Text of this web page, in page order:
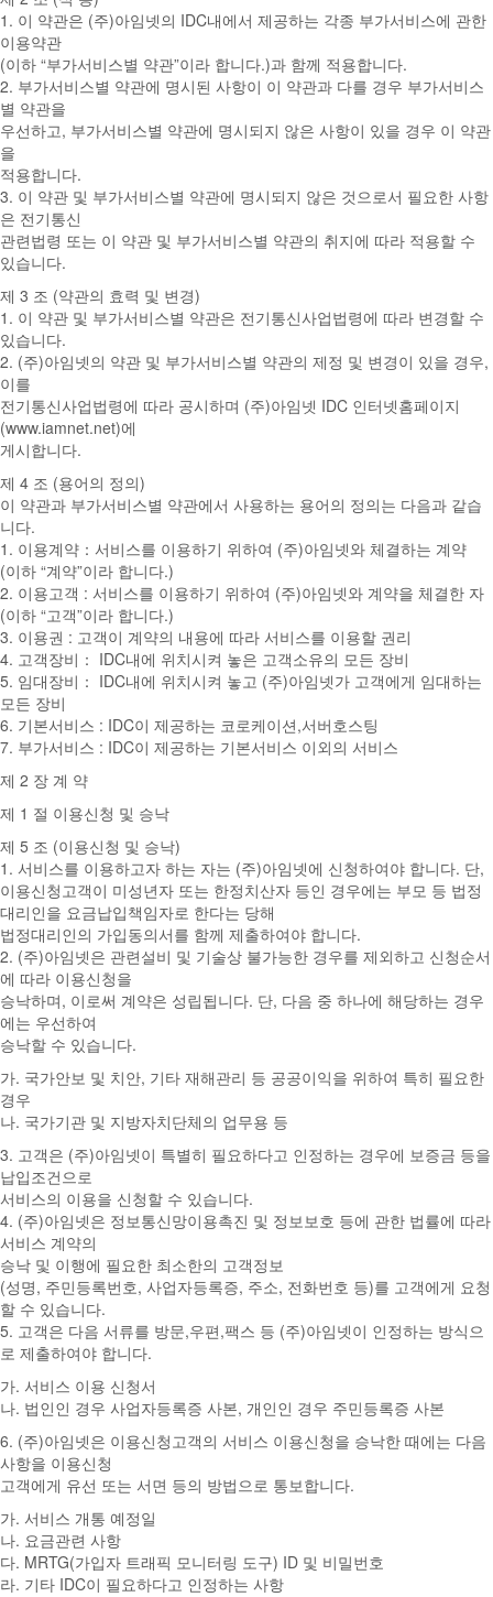
1. 이 약관은 (주)아임넷의 IDC내에서 제공하는 각종 부가서비스에 관한
이용약관
(이하 “부가서비스별 약관”이라 합니다.)과 함께 적용합니다.
2. 부가서비스별 약관에 명시된 사항이 이 약관과 다를 경우 부가서비스
별 약관을
우선하고, 부가서비스별 약관에 명시되지 않은 사항이 있을 경우 이 약관
을
적용합니다.
3. 이 약관 및 부가서비스별 약관에 명시되지 않은 것으로서 필요한 사항
은 전기통신
관련법령 또는 이 약관 및 부가서비스별 약관의 취지에 따라 적용할 수
있습니다.
제 3 조 (약관의 효력 및 변경)
1. 이 약관 및 부가서비스별 약관은 전기통신사업법령에 따라 변경할 수
있습니다.
2. (주)아임넷의 약관 및 부가서비스별 약관의 제정 및 변경이 있을 경우,
이를
전기통신사업법령에 따라 공시하며 (주)아임넷 IDC 인터넷홈페이지
(www.iamnet.net)에
게시합니다.
제 4 조 (용어의 정의)
이 약관과 부가서비스별 약관에서 사용하는 용어의 정의는 다음과 같습
니다.
1. 이용계약：서비스를 이용하기 위하여 (주)아임넷와 체결하는 계약
(이하 “계약”이라 합니다.)
2. 이용고객 : 서비스를 이용하기 위하여 (주)아임넷와 계약을 체결한 자
(이하 “고객”이라 합니다.)
3. 이용권 : 고객이 계약의 내용에 따라 서비스를 이용할 권리
4. 고객장비： IDC내에 위치시켜 놓은 고객소유의 모든 장비
5. 임대장비： IDC내에 위치시켜 놓고 (주)아임넷가 고객에게 임대하는
모든 장비
6. 기본서비스 : IDC이 제공하는 코로케이션,서버호스팅
7. 부가서비스 : IDC이 제공하는 기본서비스 이외의 서비스
제 2 장 계 약
제 1 절 이용신청 및 승낙
제 5 조 (이용신청 및 승낙)
1. 서비스를 이용하고자 하는 자는 (주)아임넷에 신청하여야 합니다. 단,
이용신청고객이 미성년자 또는 한정치산자 등인 경우에는 부모 등 법정
대리인을 요금납입책임자로 한다는 당해
법정대리인의 가입동의서를 함께 제출하여야 합니다.
2. (주)아임넷은 관련설비 및 기술상 불가능한 경우를 제외하고 신청순서
에 따라 이용신청을
승낙하며, 이로써 계약은 성립됩니다. 단, 다음 중 하나에 해당하는 경우
에는 우선하여
승낙할 수 있습니다.
가. 국가안보 및 치안, 기타 재해관리 등 공공이익을 위하여 특히 필요한
경우
나. 국가기관 및 지방자치단체의 업무용 등
3. 고객은 (주)아임넷이 특별히 필요하다고 인정하는 경우에 보증금 등을
납입조건으로
서비스의 이용을 신청할 수 있습니다.
4. (주)아임넷은 정보통신망이용촉진 및 정보보호 등에 관한 법률에 따라
서비스 계약의
승낙 및 이행에 필요한 최소한의 고객정보
(성명, 주민등록번호, 사업자등록증, 주소, 전화번호 등)를 고객에게 요청
할 수 있습니다.
5. 고객은 다음 서류를 방문,우편,팩스 등 (주)아임넷이 인정하는 방식으
로 제출하여야 합니다.
가. 서비스 이용 신청서
나. 법인인 경우 사업자등록증 사본, 개인인 경우 주민등록증 사본
6. (주)아임넷은 이용신청고객의 서비스 이용신청을 승낙한 때에는 다음
사항을 이용신청
고객에게 유선 또는 서면 등의 방법으로 통보합니다.
가. 서비스 개통 예정일
나. 요금관련 사항
다. MRTG(가입자 트래픽 모니터링 도구) ID 및 비밀번호
라. 기타 IDC이 필요하다고 인정하는 사항